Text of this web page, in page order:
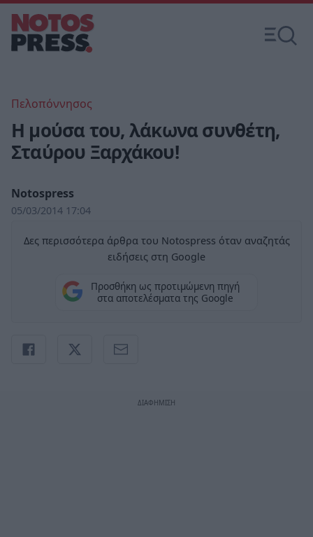
Πελοπόννησος
H μούσα του, λάκωνα συνθέτη,
Σταύρου Ξαρχάκου!
Notospress
05/03/2014 17:04
Δες περισσότερα άρθρα του Notospress όταν αναζητάς
ειδήσεις στη Google
Προσθήκη ως προτιμώμενη πηγή
στα αποτελέσματα της Google